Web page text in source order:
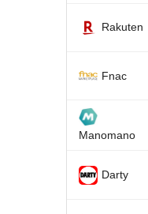
Rakuten
Fnac
Manomano
Darty